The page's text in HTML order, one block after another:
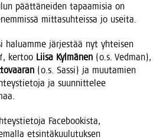
päät­tä­nei­den tapaa­mi­sia on
mit­ta­suh­teis­sa jo useita.
haluam­me jär­jes­tää nyt yhtei­sen
ker­too Lii­sa Kyl­mä­nen (o.s. Ved­man),
(o.s. Sas­si) ja muu­ta­mien
ja suun­nit­te­lee
Face­boo­kis­ta,
etsin­tä­kuu­lu­tuk­sen